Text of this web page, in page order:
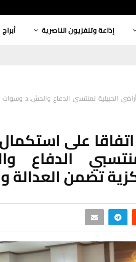
إذاعة وتلفزيون الناصرية أبراج
الحبيلية لمنتسبي الدفاع والحش..د
على
الدفاع
تضمن العدالة